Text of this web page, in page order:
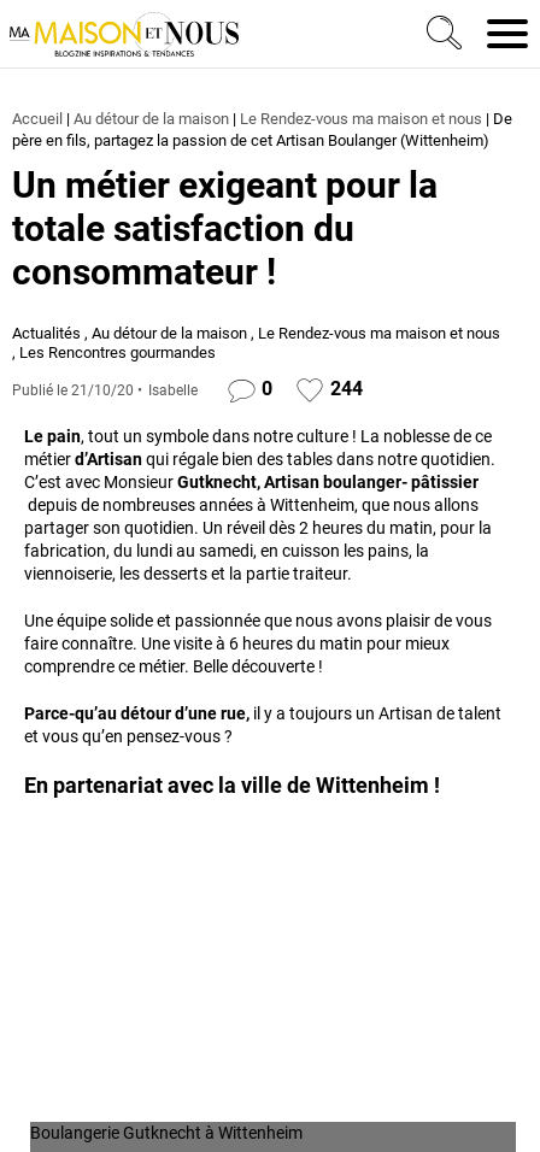
Ma Maison et Nous Construction, rénovation &
Accueil | Au détour de la maison | Le Rendez-vous ma maison et nous | De
père en fils, partagez la passion de cet Artisan Boulanger (Wittenheim)
Un métier exigeant pour la
totale satisfaction du
consommateur !
Actualités , Au détour de la maison , Le Rendez-vous ma maison et nous
, Les Rencontres gourmandes
Publié le 21/10/20 Isabelle 0 244
Le pain, tout un symbole dans notre culture ! La noblesse de ce
métierd’Artisanqui régale bien des tables dans notre quotidien.
C’est avec MonsieurGutknecht, Artisan boulanger- pâtissier
depuis de nombreuses années à Wittenheim, que nous allons
partager son quotidien. Un réveil dès 2 heures du matin, pour la
fabrication, du lundi au samedi, en cuisson les pains, la
viennoiserie, les desserts et la partie traiteur.
Une équipe solide et passionnée que nous avons plaisir de vous
faire connaître. Une visite à 6 heures du matin pour mieux
comprendre ce métier. Belle découverte !
Parce-qu’au détour d’une rue, il y a toujours un Artisan de talent
et vous qu’en pensez-vous ?
En partenariat avec la ville de Wittenheim !
Boulangerie Gutknecht à Wittenheim